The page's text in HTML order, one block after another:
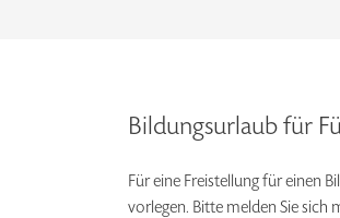
Bildungsurlaub für
Für eine Freistellung für einen
vorlegen. Bitte melden Sie sich